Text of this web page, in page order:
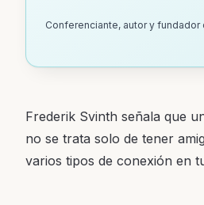
Conferenciante, autor y fundador
Frederik Svinth señala que
no se trata solo de tener
varios tipos de conexión en